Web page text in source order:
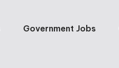
Government Jobs